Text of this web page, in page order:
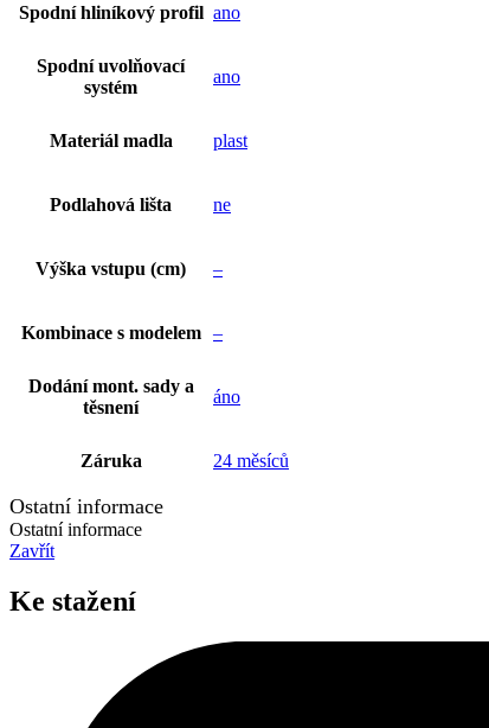
Spodní hliníkový profil ano
Spodní uvolňovací
systém
ano
Materiál madla plast
Podlahová lišta ne
Výška vstupu (cm) –
Kombinace s modelem –
Dodání mont. sady a
těsnení
áno
Záruka 24 měsíců
Ostatní informace
Ostatní informace
Zavřít
Ke stažení